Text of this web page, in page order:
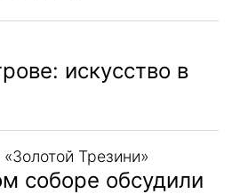
искусство в
Трезини»
соборе обсудили